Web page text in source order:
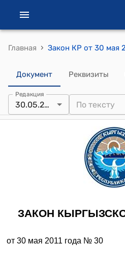
Главная ›
Документ Реквизиты
Редакция
30.05.2011